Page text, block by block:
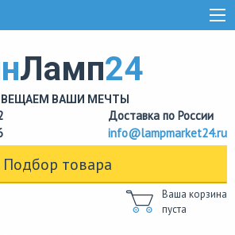
Ламп24
ВАШИ МЕЧТЫ
Доставка по России
info@lampmarket24.ru
Подбор товара
Ваша корзина
пуста